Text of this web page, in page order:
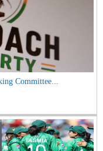
Committee...